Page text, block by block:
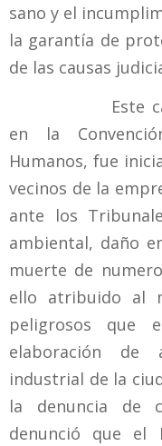
sano y el
la garantía de
de las causas
Este
en la
Humanos, fue
vecinos de la
ante los
ambiental, daño
muerte de
ello atribuido al
peligrosos que
elaboración de
industrial de la
la denuncia de
denunció que el